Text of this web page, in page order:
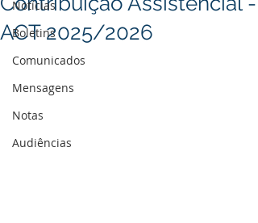
Notícias
Boletins
Comunicados
Mensagens
Notas
Audiências
ACT 2025/2026